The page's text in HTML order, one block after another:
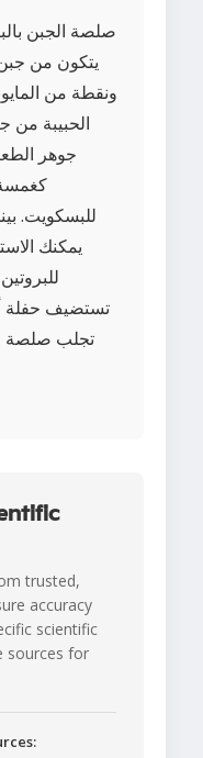
صلصة الجبن
يتكون من جبن
ونقطة من
الحبيبة من
جوهر
للبسكويت.
يمكنك
تستضيف حفلة
تجلب صلصة
trusted,
accuracy
scientific
sources for